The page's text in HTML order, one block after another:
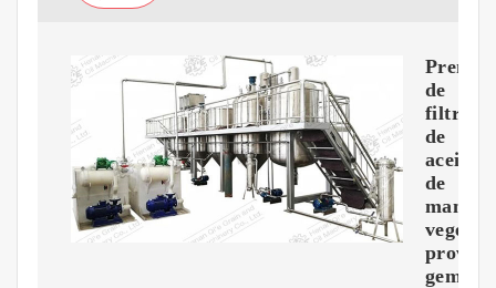
Prensa
de
filtro
de
aceite
de
maní
vegetal
gemco